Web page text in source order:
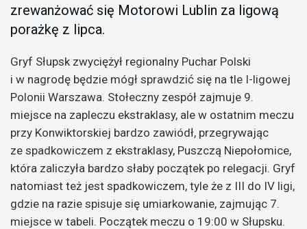
zrewanżować się Motorowi Lublin za ligową
porażkę z lipca.
Gryf Słupsk zwyciężył regionalny Puchar Polski
i w nagrodę będzie mógł sprawdzić się na tle I-ligowej
Polonii Warszawa. Stołeczny zespół zajmuje 9.
miejsce na zapleczu ekstraklasy, ale w ostatnim meczu
przy Konwiktorskiej bardzo zawiódł, przegrywając
ze spadkowiczem z ekstraklasy, Puszczą Niepołomice,
która zaliczyła bardzo słaby początek po relegacji. Gryf
natomiast też jest spadkowiczem, tyle że z III do IV ligi,
gdzie na razie spisuje się umiarkowanie, zajmując 7.
miejsce w tabeli. Początek meczu o 19:00 w Słupsku.